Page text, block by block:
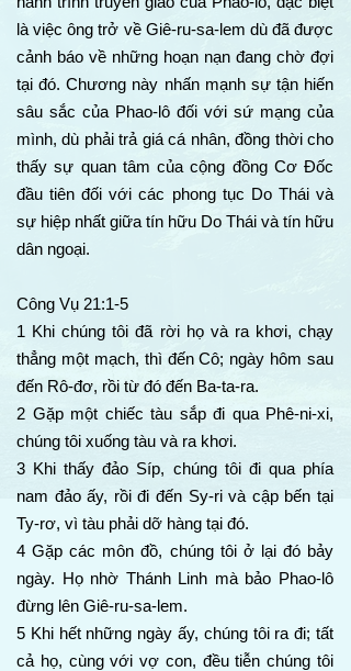
là việc ông trở về Giê-ru-sa-lem dù đã được
cảnh báo về những hoạn nạn đang chờ đợi
tại đó. Chương này nhấn mạnh sự tận hiến
sâu sắc của Phao-lô đối với sứ mạng của
mình, dù phải trả giá cá nhân, đồng thời cho
thấy sự quan tâm của cộng đồng Cơ Đốc
đầu tiên đối với các phong tục Do Thái và
sự hiệp nhất giữa tín hữu Do Thái và tín hữu
dân ngoại.
Công Vụ 21:1-5
1 Khi chúng tôi đã rời họ và ra khơi, chạy
thẳng một mạch, thì đến Cô; ngày hôm sau
đến Rô-đơ, rồi từ đó đến Ba-ta-ra.
2 Gặp một chiếc tàu sắp đi qua Phê-ni-xi,
chúng tôi xuống tàu và ra khơi.
3 Khi thấy đảo Síp, chúng tôi đi qua phía
nam đảo ấy, rồi đi đến Sy-ri và cập bến tại
Ty-rơ, vì tàu phải dỡ hàng tại đó.
4 Gặp các môn đồ, chúng tôi ở lại đó bảy
ngày. Họ nhờ Thánh Linh mà bảo Phao-lô
đừng lên Giê-ru-sa-lem.
5 Khi hết những ngày ấy, chúng tôi ra đi; tất
cả họ, cùng với vợ con, đều tiễn chúng tôi